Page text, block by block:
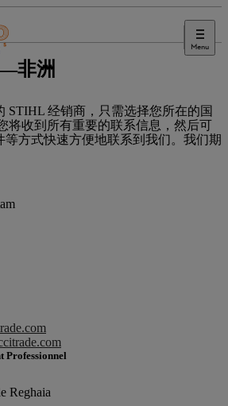
Menu
非洲
STIHL 经销商，只需选择您所在的国
将收到所有重要的联系信息，然后可
等方式快速方便地联系到我们。我们期
Professionnel
Reghaia